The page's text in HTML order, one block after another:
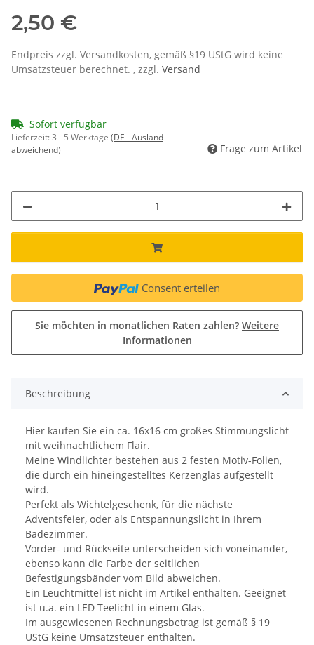
2,50 €
Endpreis zzgl. Versandkosten, gemäß §19 UStG wird keine
Umsatzsteuer berechnet. , zzgl. Versand
Sofort verfügbar
Lieferzeit:3 - 5 Werktage (DE - Ausland
abweichend)
Frage zum Artikel
Consent erteilen
Sie möchten in monatlichen Raten zahlen? Weitere
Informationen
Beschreibung
Hier kaufen Sie ein ca. 16x16 cm großes Stimmungslicht
mit weihnachtlichem Flair.
Meine Windlichter bestehen aus 2 festen Motiv-Folien,
die durch ein hineingestelltes Kerzenglas aufgestellt
wird.
Perfekt als Wichtelgeschenk, für die nächste
Adventsfeier, oder als Entspannungslicht in Ihrem
Badezimmer.
Vorder- und Rückseite unterscheiden sich voneinander,
ebenso kann die Farbe der seitlichen
Befestigungsbänder vom Bild abweichen.
Ein Leuchtmittel ist nicht im Artikel enthalten. Geeignet
ist u.a. ein LED Teelicht in einem Glas.
Im ausgewiesenen Rechnungsbetrag ist gemäß § 19
UStG keine Umsatzsteuer enthalten.